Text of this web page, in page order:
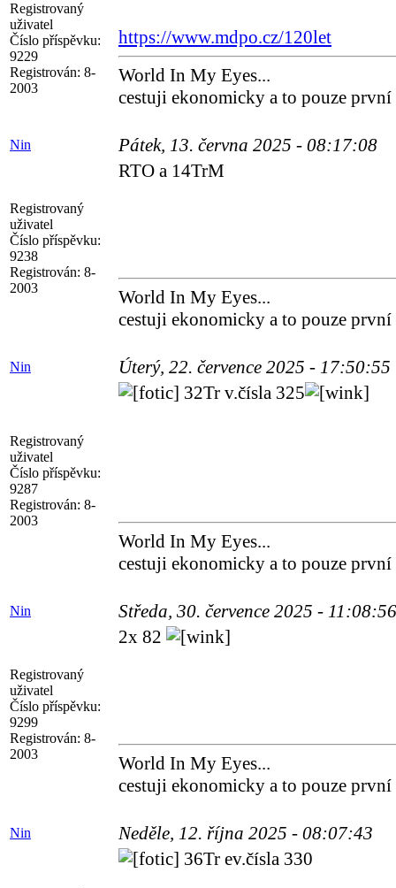
Registrovaný
uživatel
Číslo příspěvku:
9229
Registrován: 8-
2003
https://www.mdpo.cz/120let
World In My Eyes...
cestuji ekonomicky a to pouze
Nin Pátek, 13. června 2025 - 08:17:08
Registrovaný
uživatel
Číslo příspěvku:
9238
Registrován: 8-
2003
RTO a 14TrM
World In My Eyes...
cestuji ekonomicky a to pouze
Nin Úterý, 22. července 2025 - 17:50:55
Registrovaný
uživatel
Číslo příspěvku:
9287
Registrován: 8-
2003
32Tr v.čísla 325
World In My Eyes...
cestuji ekonomicky a to pouze
Nin Středa, 30. července 2025 -
Registrovaný
uživatel
Číslo příspěvku:
9299
Registrován: 8-
2003
2x 82
World In My Eyes...
cestuji ekonomicky a to pouze
Nin Neděle, 12. října 2025 - 08:07:43
36Tr ev.čísla 330